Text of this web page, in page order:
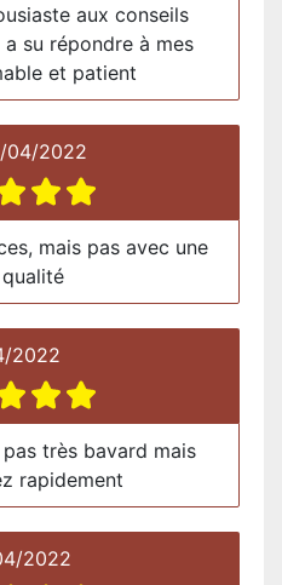
aux conseils
su répondre à mes
et patient
04/2022
mais pas avec une
2022
très bavard mais
rapidement
2022